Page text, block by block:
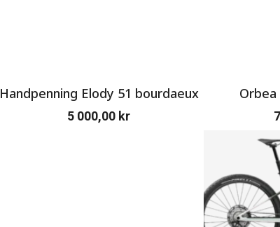
Handpenning Elody 51 bourdaeux
5 000,00 kr
Orbea